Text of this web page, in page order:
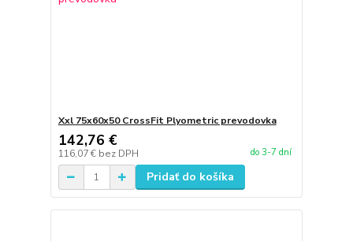
Xxl 75x60x50 CrossFit Plyometric prevodovka
142,76 €
116,07 € bez DPH do 3-7 dní
Pridať do košíka